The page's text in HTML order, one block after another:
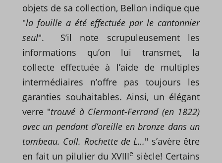
objets de sa collection, Bellon indique que
"la fouille a été effectuée par le cantonnier
seul". S’il note scrupuleusement les
informations qu’on lui transmet, la
collecte effectuée à l’aide de multiples
intermédiaires n’offre pas toujours les
garanties souhaitables. Ainsi, un élégant
verre "trouvé à Clermont-Ferrand (en 1822)
avec un pendant d’oreille en bronze dans un
tombeau. Coll. Rochette deL…" s’avère être
en fait un pilulier du XVIIIe siècle! Certains